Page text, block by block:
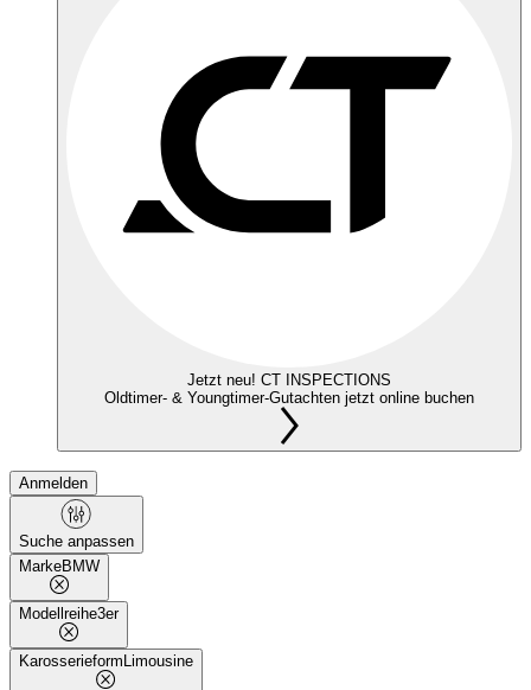
Jetzt neu! CT INSPECTIONS
Oldtimer- & Youngtimer-Gutachten jetzt online buchen
Anmelden
Suche anpassen
MarkeBMW
Modellreihe3er
Karosserieform Limousine